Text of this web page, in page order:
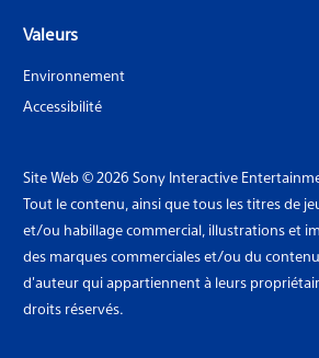
Valeurs
Environnement
Accessibilité
Site Web © 2026 Sony Interactive
Tout le contenu, ainsi que tous les titres de
et/ou habillage commercial, illustrations et
des marques commerciales et/ou du
d'auteur qui appartiennent à leurs
droits réservés.